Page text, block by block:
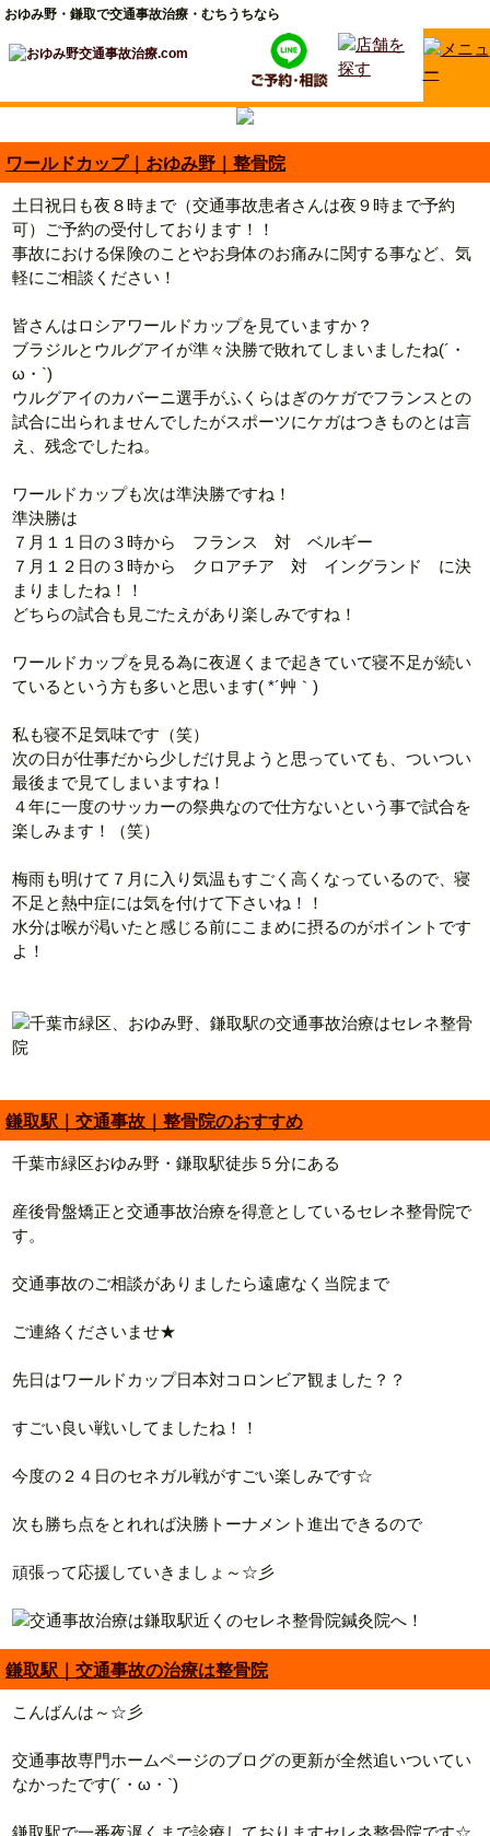
おゆみ野・鎌取で交通事故治療・むちうちなら
ワールドカップ｜おゆみ野｜整骨院
土日祝日も夜８時まで（交通事故患者さんは夜９時まで予約
可）ご予約の受付しております！！
事故における保険のことやお身体のお痛みに関する事など、気
軽にご相談ください！
皆さんはロシアワールドカップを見ていますか？
ブラジルとウルグアイが準々決勝で敗れてしまいましたね(´・
ω・`)
ウルグアイのカバーニ選手がふくらはぎのケガでフランスとの
試合に出られませんでしたがスポーツにケガはつきものとは言
え、残念でしたね。
ワールドカップも次は準決勝ですね！
準決勝は
７月１１日の３時から フランス 対 ベルギー
７月１２日の３時から クロアチア 対 イングランド に決
まりましたね！！
どちらの試合も見ごたえがあり楽しみですね！
ワールドカップを見る為に夜遅くまで起きていて寝不足が続い
ているという方も多いと思います( *´艸｀)
私も寝不足気味です（笑）
次の日が仕事だから少しだけ見ようと思っていても、ついつい
最後まで見てしまいますね！
４年に一度のサッカーの祭典なので仕方ないという事で試合を
楽しみます！（笑）
梅雨も明けて７月に入り気温もすごく高くなっているので、寝
不足と熱中症には気を付けて下さいね！！
水分は喉が渇いたと感じる前にこまめに摂るのがポイントです
よ！
鎌取駅｜交通事故｜整骨院のおすすめ
千葉市緑区おゆみ野・鎌取駅徒歩５分にある
産後骨盤矯正と交通事故治療を得意としているセレネ整骨院で
す。
交通事故のご相談がありましたら遠慮なく当院まで
ご連絡くださいませ★
先日はワールドカップ日本対コロンビア観ました？？
すごい良い戦いしてましたね！！
今度の２４日のセネガル戦がすごい楽しみです☆
次も勝ち点をとれれば決勝トーナメント進出できるので
頑張って応援していきましょ～☆彡
鎌取駅｜交通事故の治療は整骨院
こんばんは～☆彡
交通事故専門ホームページのブログの更新が全然追いついてい
なかったです(´・ω・`)